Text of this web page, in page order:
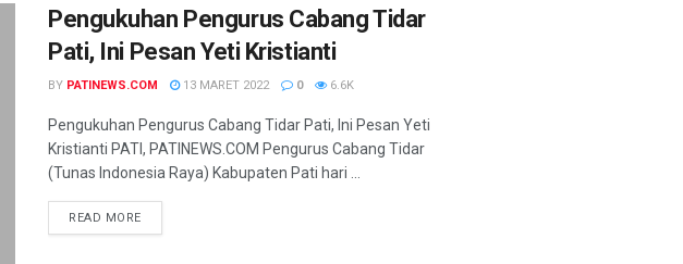
Pengukuhan Pengurus Cabang Tidar
Pati, Ini Pesan Yeti Kristianti
BY PATINEWS.COM 13 MARET 2022 0 6.6K
Pengukuhan Pengurus Cabang Tidar Pati, Ini Pesan Yeti
Kristianti PATI, PATINEWS.COM Pengurus Cabang Tidar
(Tunas Indonesia Raya) Kabupaten Pati hari ...
READ MOREDETAILS